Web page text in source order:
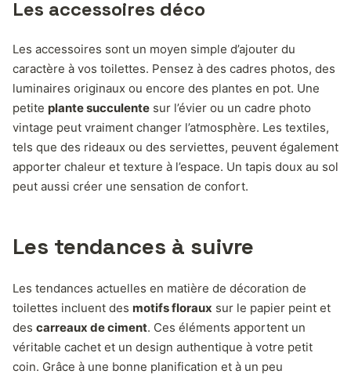
Les accessoires déco
Les accessoires sont un moyen simple d’ajouter du
caractère à vos toilettes. Pensez à des cadres photos, des
luminaires originaux ou encore des plantes en pot. Une
petite plante succulente sur l’évier ou un cadre photo
vintage peut vraiment changer l’atmosphère. Les textiles,
tels que des rideaux ou des serviettes, peuvent également
apporter chaleur et texture à l’espace. Un tapis doux au sol
peut aussi créer une sensation de confort.
Les tendances à suivre
Les tendances actuelles en matière de décoration de
toilettes incluent des motifs floraux sur le papier peint et
des carreaux de ciment. Ces éléments apportent un
véritable cachet et un design authentique à votre petit
coin. Grâce à une bonne planification et à un peu